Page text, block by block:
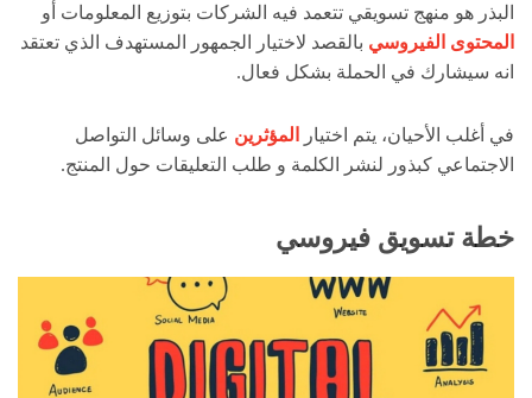
البذر هو منهج تسويقي تتعمد فيه الشركات بتوزيع المعلومات أو
المحتوى الفيروسي بالقصد لاختيار الجمهور المستهدف الذي تعتقد
انه سيشارك في الحملة بشكل فعال.
في أغلب الأحيان، يتم اختيار المؤثرين على وسائل التواصل
الاجتماعي كبذور لنشر الكلمة و طلب التعليقات حول المنتج.
خطة تسويق فيروسي